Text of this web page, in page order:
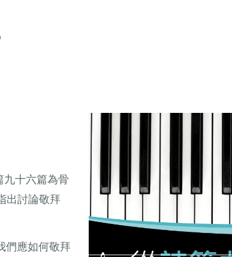
九十六篇為骨
出討論敬拜
們應如何敬拜